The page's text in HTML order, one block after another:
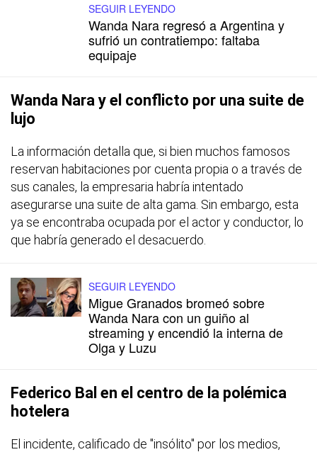
SEGUIR LEYENDO
Wanda Nara regresó a Argentina y
sufrió un contratiempo: faltaba
equipaje
Wanda Nara y el conflicto por una suite de
lujo
La información detalla que, si bien muchos famosos
reservan habitaciones por cuenta propia o a través de
sus canales, la empresaria habría intentado
asegurarse una suite de alta gama. Sin embargo, esta
ya se encontraba ocupada por el actor y conductor, lo
que habría generado el desacuerdo.
SEGUIR LEYENDO
Migue Granados bromeó sobre
Wanda Nara con un guiño al
streaming y encendió la interna de
Olga y Luzu
Federico Bal en el centro de la polémica
hotelera
El incidente, calificado de "insólito" por los medios,